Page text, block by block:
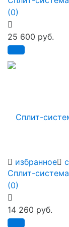
избранное
(0)
25 600 руб.
Сплит-
(0)
14 260 руб.